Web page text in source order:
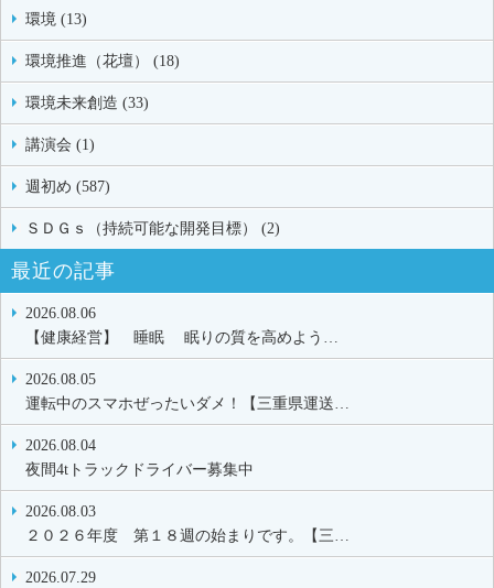
環境 (13)
環境推進（花壇） (18)
環境未来創造 (33)
講演会 (1)
週初め (587)
ＳＤＧｓ（持続可能な開発目標） (2)
最近の記事
2026.08.06
【健康経営】 睡眠 眠りの質を高めよう…
2026.08.05
運転中のスマホぜったいダメ！【三重県運送…
2026.08.04
夜間4tトラックドライバー募集中
2026.08.03
２０２６年度 第１８週の始まりです。【三…
2026.07.29